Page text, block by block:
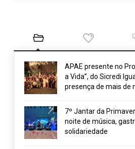
APAE presente no
a Vida”, do Sicredi
presença de mais de
7º Jantar da
noite de música,
solidariedade